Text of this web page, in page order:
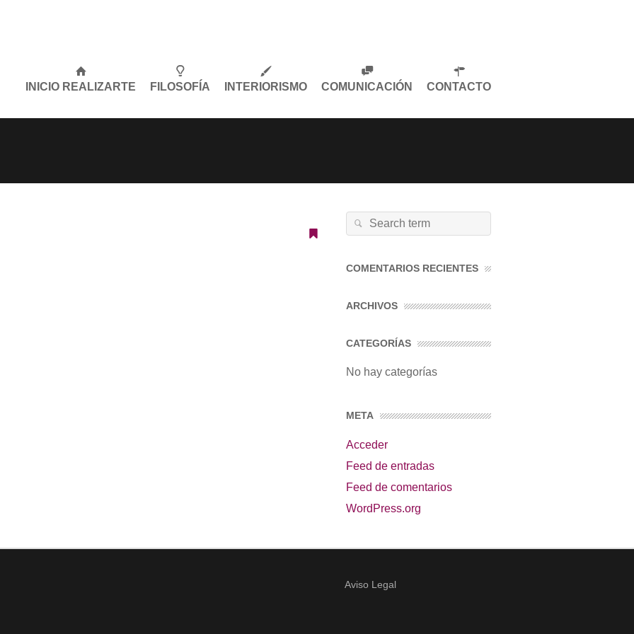
toINICIO REALIZARTE FILOSOFÍA INTERIORISMO COMUNICACIÓN CONTACTO
Search
for:
COMENTARIOS RECIENTES
ARCHIVOS
CATEGORÍAS
No hay categorías
META
Acceder
Feed de entradas
Feed de comentarios
WordPress.org
Aviso Legal